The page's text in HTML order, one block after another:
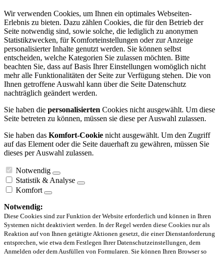
Wir verwenden Cookies, um Ihnen ein optimales Webseiten-
Erlebnis zu bieten. Dazu zählen Cookies, die für den Betrieb der
Seite notwendig sind, sowie solche, die lediglich zu anonymen
Statistikzwecken, für Komforteinstellungen oder zur Anzeige
personalisierter Inhalte genutzt werden. Sie können selbst
entscheiden, welche Kategorien Sie zulassen möchten. Bitte
beachten Sie, dass auf Basis Ihrer Einstellungen womöglich nicht
mehr alle Funktionalitäten der Seite zur Verfügung stehen. Die von
Ihnen getroffene Auswahl kann über die Seite Datenschutz
nachträglich geändert werden.
Sie haben die personalisierten Cookies nicht ausgewählt. Um diese
Seite betreten zu können, müssen sie diese per Auswahl zulassen.
Sie haben das Komfort-Cookie nicht ausgewählt. Um den Zugriff
auf das Element oder die Seite dauerhaft zu gewähren, müssen Sie
dieses per Auswahl zulassen.
Notwendig
Statistik & Analyse
Komfort
Notwendig:
Diese Cookies sind zur Funktion der Website erforderlich und können in Ihren
Systemen nicht deaktiviert werden. In der Regel werden diese Cookies nur als
Reaktion auf von Ihnen getätigte Aktionen gesetzt, die einer Dienstanforderung
entsprechen, wie etwa dem Festlegen Ihrer Datenschutzeinstellungen, dem
Anmelden oder dem Ausfüllen von Formularen. Sie können Ihren Browser so